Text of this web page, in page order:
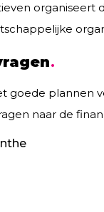
organiseert
goede plannen
naar de